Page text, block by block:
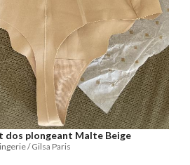
dos plongeant Malte Beige
/ Gilsa Paris